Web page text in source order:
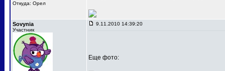
Откуда: Орел
Sovynia
Участник
9.11.2010 14:39:20
Еще фото: